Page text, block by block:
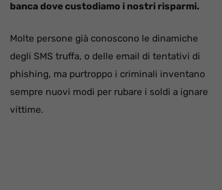
banca dove custodiamo i nostri risparmi.
Molte persone già conoscono le dinamiche
degli SMS truffa, o delle email di tentativi di
phishing, ma purtroppo i criminali inventano
sempre nuovi modi per rubare i soldi a ignare
vittime.